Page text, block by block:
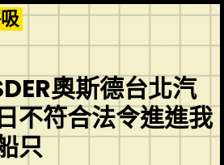
奧斯德台北汽
不符合法令進進我
只